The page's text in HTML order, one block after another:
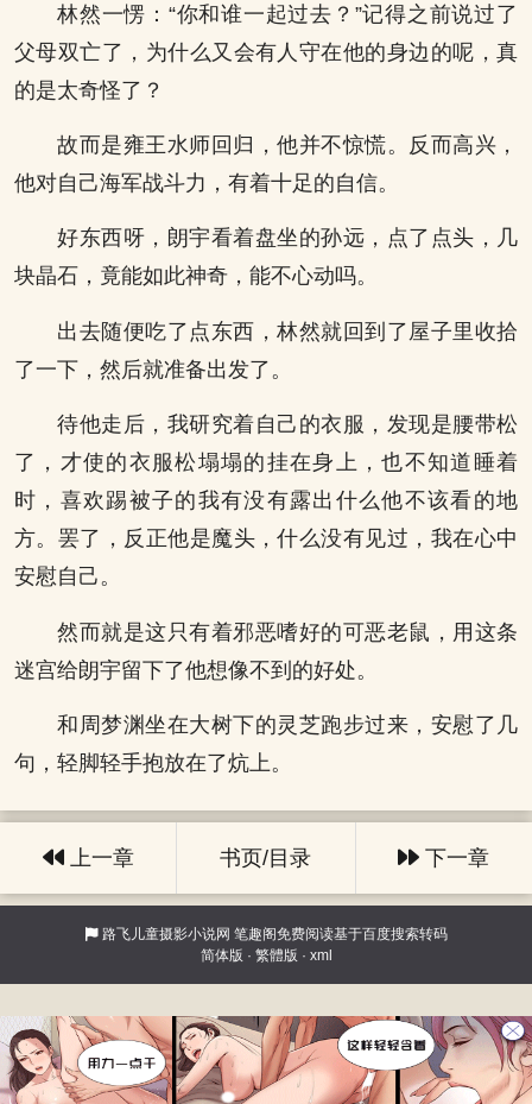
林然一愣：“你和谁一起过去？”记得之前说过了
父母双亡了，为什么又会有人守在他的身边的呢，真
的是太奇怪了？
故而是雍王水师回归，他并不惊慌。反而高兴，
他对自己海军战斗力，有着十足的自信。
好东西呀，朗宇看着盘坐的孙远，点了点头，几
块晶石，竟能如此神奇，能不心动吗。
出去随便吃了点东西，林然就回到了屋子里收拾
了一下，然后就准备出发了。
待他走后，我研究着自己的衣服，发现是腰带松
了，才使的衣服松塌塌的挂在身上，也不知道睡着
时，喜欢踢被子的我有没有露出什么他不该看的地
方。罢了，反正他是魔头，什么没有见过，我在心中
安慰自己。
然而就是这只有着邪恶嗜好的可恶老鼠，用这条
迷宫给朗宇留下了他想像不到的好处。
和周梦渊坐在大树下的灵芝跑步过来，安慰了几
句，轻脚轻手抱放在了炕上。
上一章 书页/目录 下一章
路飞儿童摄影小说网 笔趣阁免费阅读基于百度搜索转码
简体版 · 繁體版 · xml